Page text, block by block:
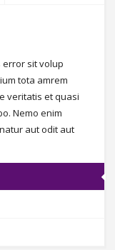
error sit volup
tota amrem
veritatis et quasi
Nemo enim
aut odit aut
eos qui ratione
est, qui
adipisci velit,